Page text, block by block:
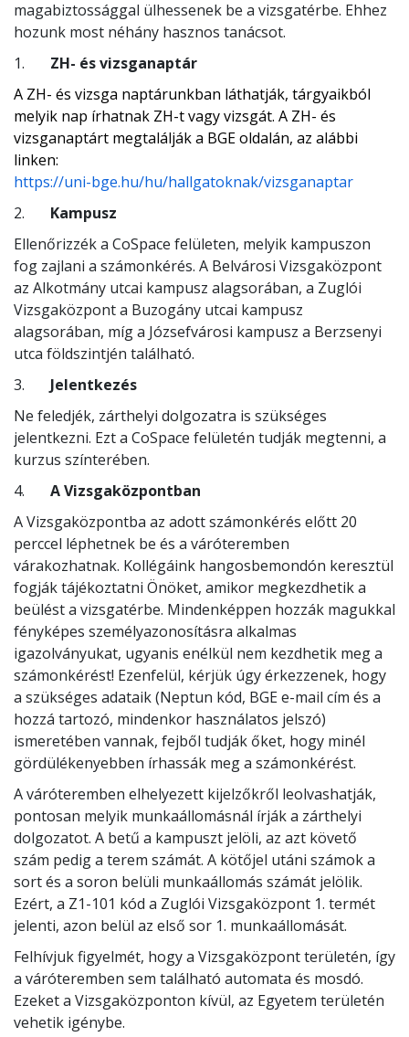
magabiztossággal ülhessenek be a vizsgatérbe. Ehhez
hozunk most néhány hasznos tanácsot.
1. ZH- és vizsganaptár
A ZH- és vizsga naptárunkban láthatják, tárgyaikból
melyik nap írhatnak ZH-t vagy vizsgát. A ZH- és
vizsganaptárt megtalálják a BGE oldalán, az alábbi
linken:
https://uni-bge.hu/hu/hallgatoknak/vizsganaptar
2. Kampusz
Ellenőrizzék a CoSpace felületen, melyik kampuszon
fog zajlani a számonkérés. A Belvárosi Vizsgaközpont
az Alkotmány utcai kampusz alagsorában, a Zuglói
Vizsgaközpont a Buzogány utcai kampusz
alagsorában, míg a Józsefvárosi kampusz a Berzsenyi
utca földszintjén található.
3.
Jelentkezés
Ne feledjék, zárthelyi dolgozatra is szükséges
jelentkezni. Ezt a CoSpace felületén tudják megtenni, a
kurzus színterében.
4. A Vizsgaközpontban
A Vizsgaközpontba az adott számonkérés előtt 20
perccel léphetnek be és a váróteremben
várakozhatnak. Kollégáink hangosbemondón keresztül
fogják tájékoztatni Önöket, amikor megkezdhetik a
beülést a vizsgatérbe. Mindenképpen hozzák magukkal
fényképes személyazonosításra alkalmas
igazolványukat, ugyanis enélkül nem kezdhetik meg a
számonkérést! Ezenfelül, kérjük úgy érkezzenek, hogy
a szükséges adataik (Neptun kód, BGE e-mail cím és a
hozzá tartozó, mindenkor használatos jelszó)
ismeretében vannak, fejből tudják őket, hogy minél
gördülékenyebben írhassák meg a számonkérést.
A váróteremben elhelyezett kijelzőkről leolvashatják,
pontosan melyik munkaállomásnál írják a zárthelyi
dolgozatot. A betű a kampuszt jelöli, az azt követő
szám pedig a terem számát. A kötőjel utáni számok a
sort és a soron belüli munkaállomás számát jelölik.
Ezért, a Z1-101 kód a Zuglói Vizsgaközpont 1. termét
jelenti, azon belül az első sor 1. munkaállomását.
Felhívjuk figyelmét, hogy a Vizsgaközpont területén, így
a váróteremben sem található automata és mosdó.
Ezeket a Vizsgaközponton kívül, az Egyetem területén
vehetik igénybe.